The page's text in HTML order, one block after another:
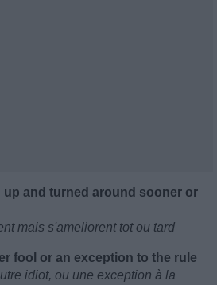
and turned around sooner or
mais s'ameliorent tot ou tard
fool or an exception to the rule
idiot, ou une exception à la